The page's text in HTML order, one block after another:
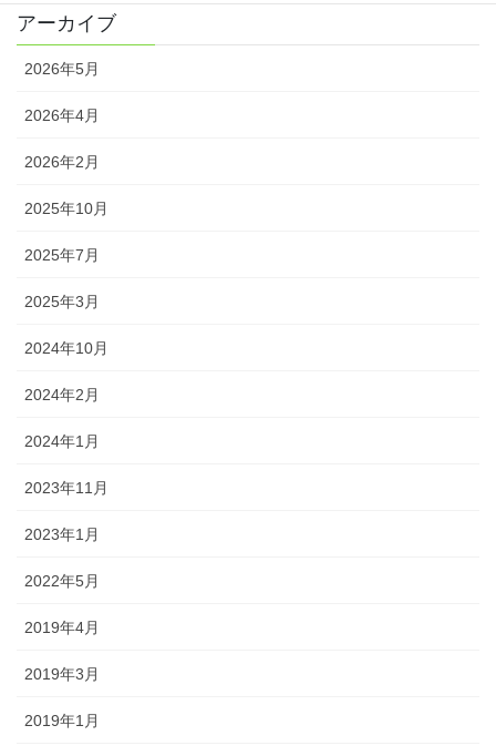
アーカイブ
2026年5月
2026年4月
2026年2月
2025年10月
2025年7月
2025年3月
2024年10月
2024年2月
2024年1月
2023年11月
2023年1月
2022年5月
2019年4月
2019年3月
2019年1月